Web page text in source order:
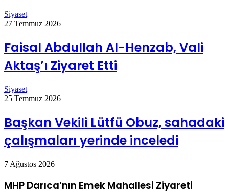
Siyaset
27 Temmuz 2026
Faisal Abdullah Al-Henzab, Vali
Aktaş’ı Ziyaret Etti
Siyaset
25 Temmuz 2026
Başkan Vekili Lütfü Obuz, sahadaki
çalışmaları yerinde inceledi
7 Ağustos 2026
MHP Darıca’nın Emek Mahallesi Ziyareti